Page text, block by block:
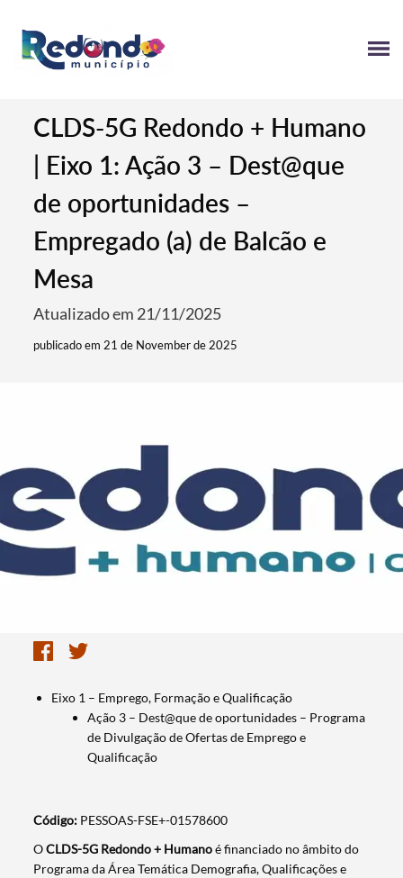
CLDS-5G Redondo + Humano
| Eixo 1: Ação 3 – Dest@que
de oportunidades –
Empregado (a) de Balcão e
Mesa
Atualizado em 21/11/2025
publicado em 21 de November de 2025
Eixo 1 – Emprego, Formação e Qualificação
Ação 3 – Dest@que de oportunidades – Programa
de Divulgação de Ofertas de Emprego e
Qualificação
Código: PESSOAS-FSE+-01578600
OCLDS-5G Redondo + Humanoé financiado no âmbito do
Programa da Área Temática Demografia, Qualificações e